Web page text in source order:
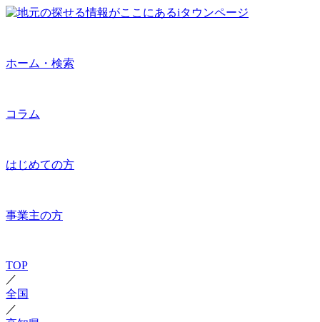
ホーム・検索
コラム
はじめての方
事業主の方
TOP
／
全国
／